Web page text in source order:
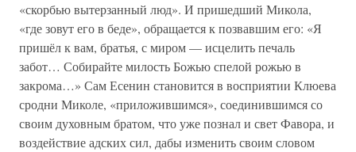
«скорбью вытерзанный люд». И пришедший Микола,
«где зовут его в беде», обращается к позвавшим его: «Я
пришёл к вам, братья, с миром — исцелить печаль
забот… Собирайте милость Божью спелой рожью в
закрома…» Сам Есенин становится в восприятии Клюева
сродни Миколе, «приложившимся», соединившимся со
своим духовным братом, что уже познал и свет Фавора, и
воздействие адских сил, дабы изменить своим словом